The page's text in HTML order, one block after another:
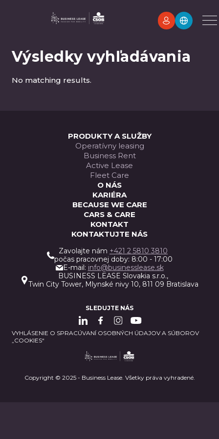
Výsledky vyhľadávania
No matching results.
PRODUKTY A SLUŽBY
Operatívny leasing
Business Rent
Active Lease
Fleet Care
O NÁS
KARIÉRA
BECAUSE WE CARE
CARS & CARE
KONTAKT
KONTAKTUJTE NÁS
Zavolajte nám +421 2 5810 3810
počas pracovnej doby: 8:00 - 17:00
E-mail: info@businesslease.sk
BUSINESS LEASE Slovakia s.r.o.,
Twin City Tower, Mlynské nivy 10, 811 09 Bratislava
SLEDUJTE NÁS
Copyright © 2025 - Business Lease. Všetky práva vyhradené.
VYHLÁSENIE O SPRACÚVANÍ OSOBNÝCH ÚDAJOV A SÚBOROV
„COOKIES“